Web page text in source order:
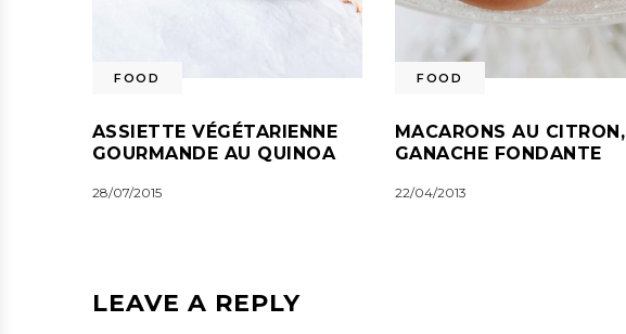
FOOD
ASSIETTE VÉGÉTARIENNE
GOURMANDE AU QUINOA
28/07/2015
FOOD
MACARONS AU CITRON,
GANACHE FONDANTE
22/04/2013
LEAVE A REPLY